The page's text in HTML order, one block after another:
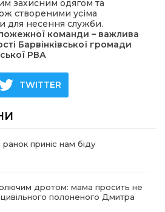
захисним одягом та
створеними усіма
для несення служби.
команди – важлива
Барвінківської громади
РВА
TWITTER
ранок приніс нам біду
дротом: мама просить не
полоненого Дмитра